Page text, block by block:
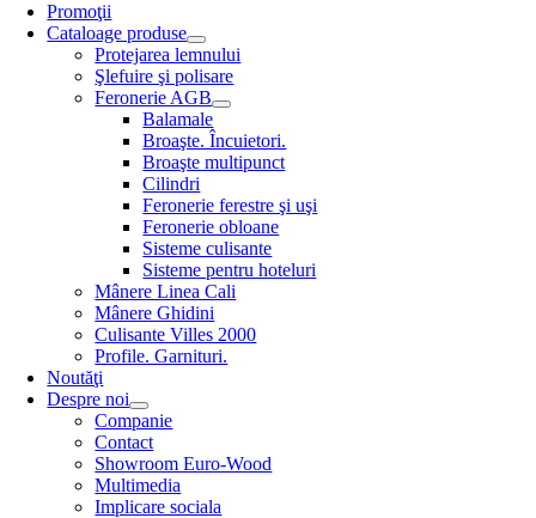
Promoţii
Cataloage produse
Protejarea lemnului
Şlefuire şi polisare
Feronerie AGB
Balamale
Broaşte. Încuietori.
Broaşte multipunct
Cilindri
Feronerie ferestre şi uşi
Feronerie obloane
Sisteme culisante
Sisteme pentru hoteluri
Mânere Linea Cali
Mânere Ghidini
Culisante Villes 2000
Profile. Garnituri.
Noutăţi
Despre noi
Companie
Contact
Showroom Euro-Wood
Multimedia
Implicare sociala